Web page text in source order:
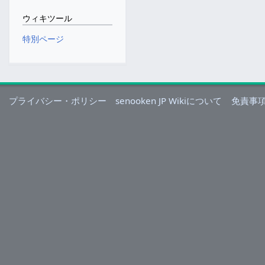
ウィキツール
特別ページ
プライバシー・ポリシー senooken JP Wikiについて 免責事